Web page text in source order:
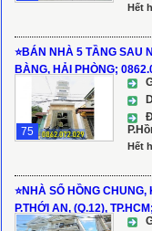
Hết
⭐️BÁN NHÀ 5 TẦNG SAU
BÀNG, HẢI PHÒNG;
75
Hết
⭐️NHÀ SỔ HỒNG
P.THỚI AN, (Q.12),